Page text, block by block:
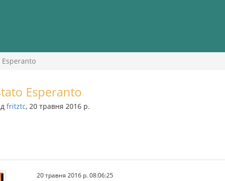
Esperanto
Esperanto
fritztc, 20 травня 2016 р.
20 травня 2016 р. 08:06:25